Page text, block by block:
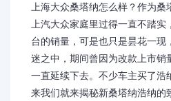
上海大众桑塔纳怎么样？作为
上汽大众家庭里过得一直不踏
台的销量，可是也只是昙花一现
迷之中，期间曾因为改款上市销
一直延续下去。不少车主买了浩
来我们就来揭秘新桑塔纳浩纳的